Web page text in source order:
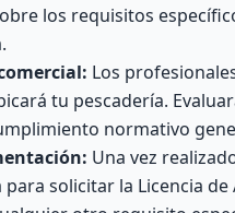
los requisitos
Los
tu pescadería.
normativo
Una vez
solicitar la Licencia